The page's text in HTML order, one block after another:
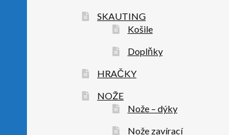
SKAUTING
Košile
Doplňky
HRAČKY
NOŽE
Nože – dýky
Nože zavírací